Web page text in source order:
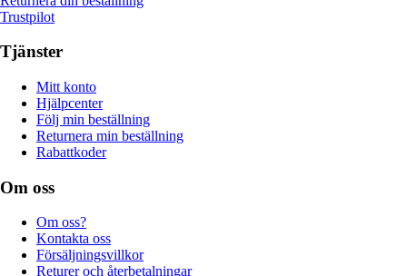
Trustpilot
Tjänster
Mitt konto
Hjälpcenter
Följ min beställning
Returnera min beställning
Rabattkoder
Om oss
Om oss?
Kontakta oss
Försäljningsvillkor
Returer och återbetalningar